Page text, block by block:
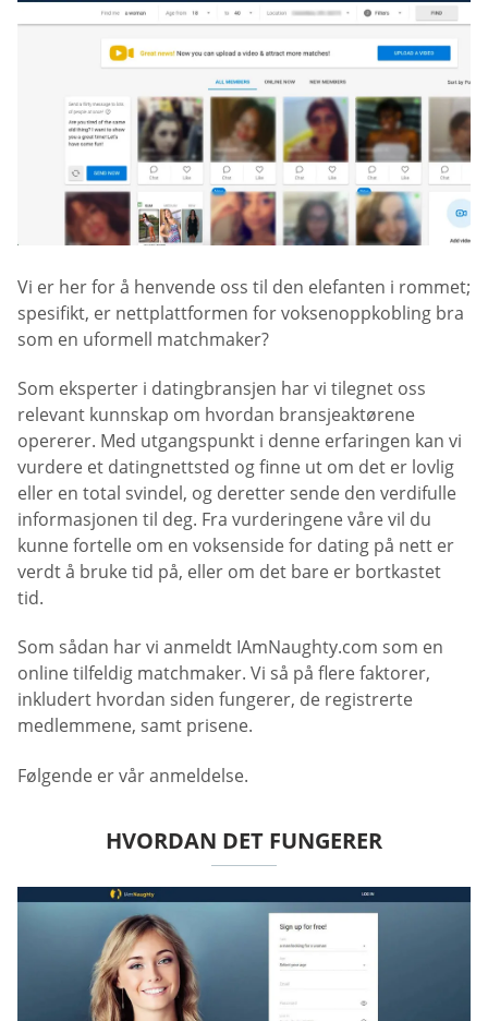
Vi er her for å henvende oss til den elefanten i rommet;
spesifikt, er nettplattformen for voksenoppkobling bra
som en uformell matchmaker?
Som eksperter i datingbransjen har vi tilegnet oss
relevant kunnskap om hvordan bransjeaktørene
opererer. Med utgangspunkt i denne erfaringen kan vi
vurdere et datingnettsted og finne ut om det er lovlig
eller en total svindel, og deretter sende den verdifulle
informasjonen til deg. Fra vurderingene våre vil du
kunne fortelle om en voksenside for dating på nett er
verdt å bruke tid på, eller om det bare er bortkastet
tid.
Som sådan har vi anmeldt IAmNaughty.com som en
online tilfeldig matchmaker. Vi så på flere faktorer,
inkludert hvordan siden fungerer, de registrerte
medlemmene, samt prisene.
Følgende er vår anmeldelse.
HVORDAN DET FUNGERER